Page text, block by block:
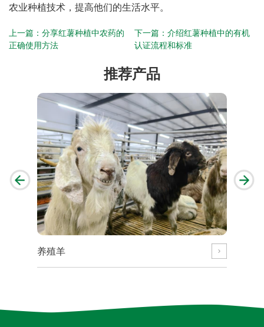
农业种植技术，提高他们的生活水平。
上一篇： 分享红薯种植中农药的
正确使用方法
下一篇：介绍红薯种植中的有机
认证流程和标准
推荐产品
养殖羊